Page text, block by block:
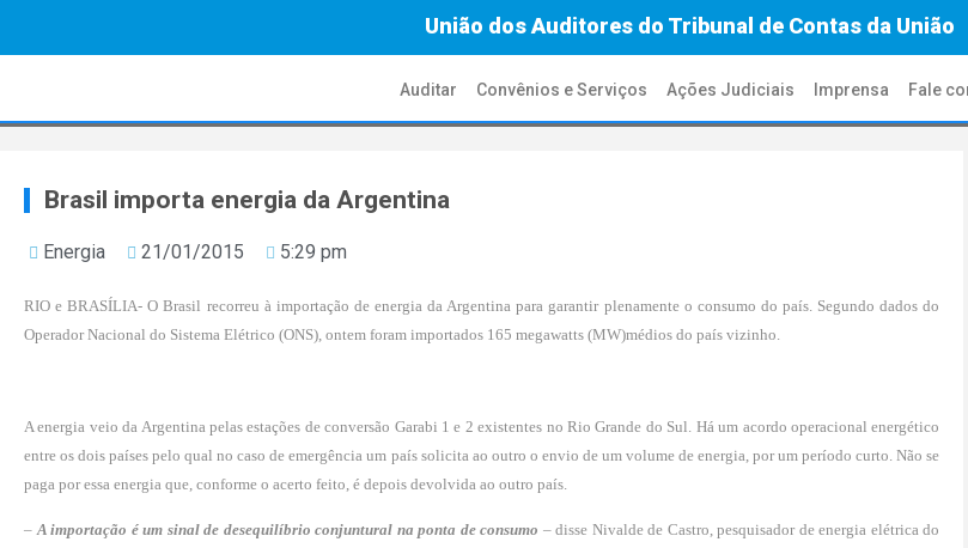
União dos Auditores do Tribunal de Contas da União
Auditar Convênios e Serviços Ações Judiciais Imprensa Fale
Brasil importa energia da Argentina
Energia 21/01/2015 5:29 pm
RIO e BRASÍLIA- O Brasil recorreu à importação de energia da Argentina para garantir plenamente o consumo do país. Segundo dados do
Operador Nacional do Sistema Elétrico (ONS), ontem foram importados 165 megawatts (MW)médios do país vizinho.
A energia veio da Argentina pelas estações de conversão Garabi 1 e 2 existentes no Rio Grande do Sul. Há um acordo operacional energético
entre os dois países pelo qual no caso de emergência um país solicita ao outro o envio de um volume de energia, por um período curto. Não se
paga por essa energia que, conforme o acerto feito, é depois devolvida ao outro país.
–A importação é um sinal de desequilíbrio conjuntural na ponta de consumo – disse Nivalde de Castro, pesquisador de energia elétrica do